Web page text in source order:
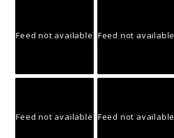
Feed not available Feed not available
Feed not available Feed not available